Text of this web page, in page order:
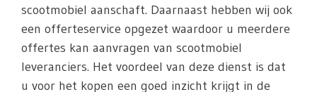
scootmobiel aanschaft. Daarnaast hebben wij ook
een offerteservice opgezet waardoor u meerdere
offertes kan aanvragen van scootmobiel
leveranciers. Het voordeel van deze dienst is dat
u voor het kopen een goed inzicht krijgt in de